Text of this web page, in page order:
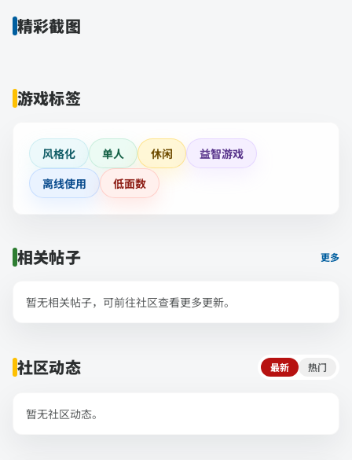
精彩截图
游戏标签
风格化 单人 休闲
益智游戏
离线使用
低面数
相关帖子 更多
暂无相关帖子，可前往社区查看更多更新。
社区动态 最新 热门
暂无社区动态。